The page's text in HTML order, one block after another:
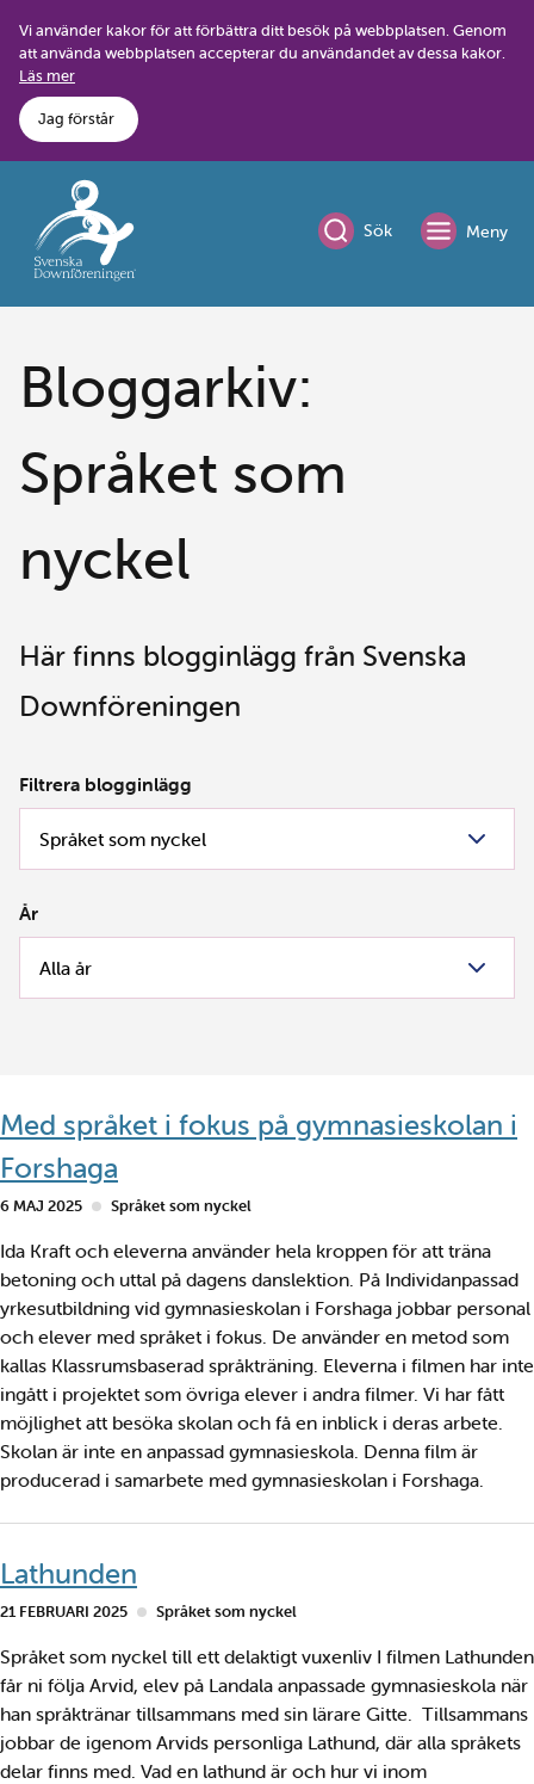
content
Vi använder kakor för att förbättra ditt besök på webbplatsen. Genom
att använda webbplatsen accepterar du användandet av dessa kakor.
Läs mer
Jag förstår
Sök Meny
Bloggarkiv:
Språket som
nyckel
Här finns blogginlägg från Svenska
Downföreningen
Filtrera blogginlägg
År
Med språket i fokus på gymnasieskolan i
Forshaga
6 MAJ 2025 Språket som nyckel
Ida Kraft och eleverna använder hela kroppen för att träna
betoning och uttal på dagens danslektion. På Individanpassad
yrkesutbildning vid gymnasieskolan i Forshaga jobbar personal
och elever med språket i fokus. De använder en metod som
kallas Klassrumsbaserad språkträning. Eleverna i filmen har inte
ingått i projektet som övriga elever i andra filmer. Vi har fått
möjlighet att besöka skolan och få en inblick i deras arbete.
Skolan är inte en anpassad gymnasieskola. Denna film är
producerad i samarbete med gymnasieskolan i Forshaga.
Lathunden
21 FEBRUARI 2025 Språket som nyckel
Språket som nyckel till ett delaktigt vuxenliv I filmen Lathunden
får ni följa Arvid, elev på Landala anpassade gymnasieskola när
han språktränar tillsammans med sin lärare Gitte. Tillsammans
jobbar de igenom Arvids personliga Lathund, där alla språkets
delar finns med. Vad en lathund är och hur vi inom